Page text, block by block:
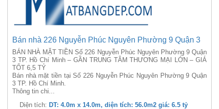
Bán nhà 226 Nguyễn Phúc Nguyên Phường 9 Quận 3
BÁN NHÀ MẶT TIỀN Số 226 Nguyễn Phúc Nguyên Phường 9 Quận
3 TP. Hồ Chí Minh – GẦN TRUNG TÂM THƯƠNG MẠI LỚN – GIÁ
TỐT 6,5 TỶ
Bán nhà mặt tiền tại Số 226 Nguyễn Phúc Nguyên Phường 9 Quận
3 TP. Hồ Chí Minh.
Thông tin chi...
Diện tích: DT: 4.0m x 14.0m, diện tích: 56.0m2 giá: 6.5 tỷ